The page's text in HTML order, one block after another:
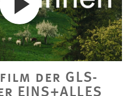
der GLS-
EINS+ALLES